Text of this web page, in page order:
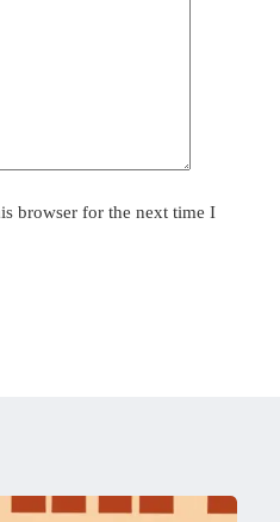
browser for the next time I